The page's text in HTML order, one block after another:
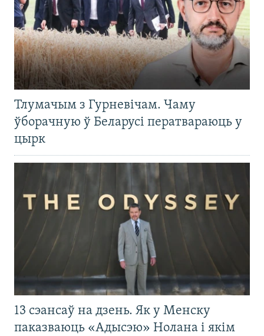
Тлумачым з Гурневічам. Чаму
ўборачную ў Беларусі ператвараюць у
цырк
13 сэансаў на дзень. Як у Менску
паказваюць «Адысэю» Нолана і якім